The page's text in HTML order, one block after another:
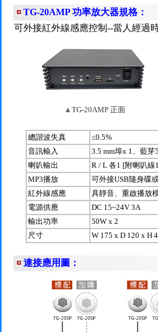
TG-20AMP 功率放大器規格：
可外接紅外線感應控制--當人經過
▲ TG-20AMP 正面
總諧波失真
≤0.5%
音訊輸入
3.5 mm埠x 1、藍芽
喇叭輸出
R / L 各1 [附喇叭線
MP3播放
可外接USB隨身碟
紅外線感應
具靜音、重啟播放
電源供應
DC 15~24V 3A
輸出功率
50W x 2
尺寸
W 175 x D 120 x H
連接應用圖：